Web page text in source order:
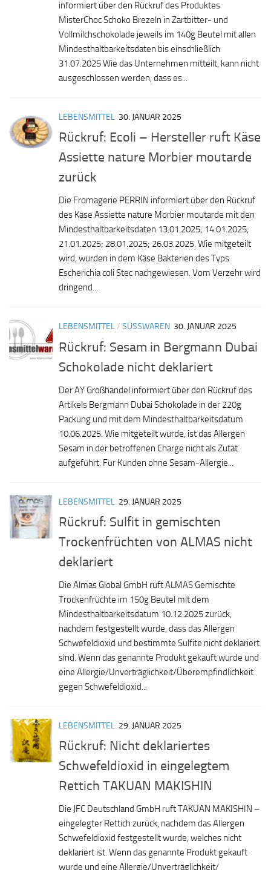
informiert über den Rückruf des Produktes
MisterChoc Schoko Brezeln in Zartbitter- und
Vollmilchschokolade jeweils im 140g Beutel mit allen
Mindesthaltbarkeitsdaten bis einschließlich
31.07.2025 Wie das Unternehmen mitteilt, kann nicht
ausgeschlossen werden, dass es...
LEBENSMITTEL 30. JANUAR 2025
Rückruf: Ecoli – Hersteller ruft Käse
Assiette nature Morbier moutarde
zurück
Die Fromagerie PERRIN informiert über den Rückruf
des Käse Assiette nature Morbier moutarde mit den
Mindesthaltbarkeitsdaten 13.01.2025; 14.01.2025;
21.01.2025; 28.01.2025; 26.03.2025. Wie mitgeteilt
wird, wurden in dem Käse Bakterien des Typs
Escherichia coli Stec nachgewiesen. Vom Verzehr wird
dringend...
LEBENSMITTEL/ SÜSSWAREN 30. JANUAR 2025
Rückruf: Sesam in Bergmann Dubai
Schokolade nicht deklariert
Der AY Großhandel informiert über den Rückruf des
Artikels Bergmann Dubai Schokolade in der 220g
Packung und mit dem Mindesthaltbarkeitsdatum
10.06.2025. Wie mitgeteilt wurde, ist das Allergen
Sesam in der betroffenen Charge nicht als Zutat
aufgeführt. Für Kunden ohne Sesam-Allergie...
LEBENSMITTEL 29. JANUAR 2025
Rückruf: Sulfit in gemischten
Trockenfrüchten von ALMAS nicht
deklariert
Die Almas Global GmbH ruft ALMAS Gemischte
Trockenfrüchte im 150g Beutel mit dem
Mindesthaltbarkeitsdatum 10.12.2025 zurück,
nachdem festgestellt wurde, dass das Allergen
Schwefeldioxid und bestimmte Sulfite nicht deklariert
sind. Wenn das genannte Produkt gekauft wurde und
eine Allergie/Unverträglichkeit/Überempfindlichkeit
gegen Schwefeldioxid...
LEBENSMITTEL 29. JANUAR 2025
Rückruf: Nicht deklariertes
Schwefeldioxid in eingelegtem
Rettich TAKUAN MAKISHIN
Die JFC Deutschland GmbH ruft TAKUAN MAKISHIN –
eingelegter Rettich zurück, nachdem das Allergen
Schwefeldioxid festgestellt wurde, welches nicht
deklariert ist. Wenn das genannte Produkt gekauft
wurde und eine Allergie/Unverträglichkeit/